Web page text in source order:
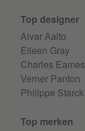
Top designer
Alvar Aalto
Eileen Gray
Charles Eames
Verner Panton
Philippe Starck
Top merken